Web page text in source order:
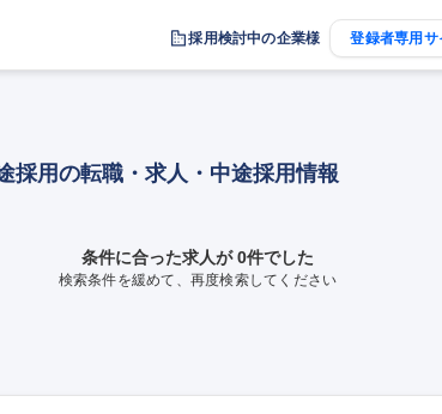
採用検討中の企業様 登録者専用
採用の転職・求人・中途採用情報
条件に合った求人が 0件でした
検索条件を緩めて、再度検索してください